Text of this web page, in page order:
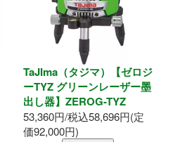
TaJIma（タジマ）【ゼロジ
ーTYZ グリーンレーザー墨
出し器】ZEROG-TYZ
53,360円/税込58,696円(定
価92,000円)